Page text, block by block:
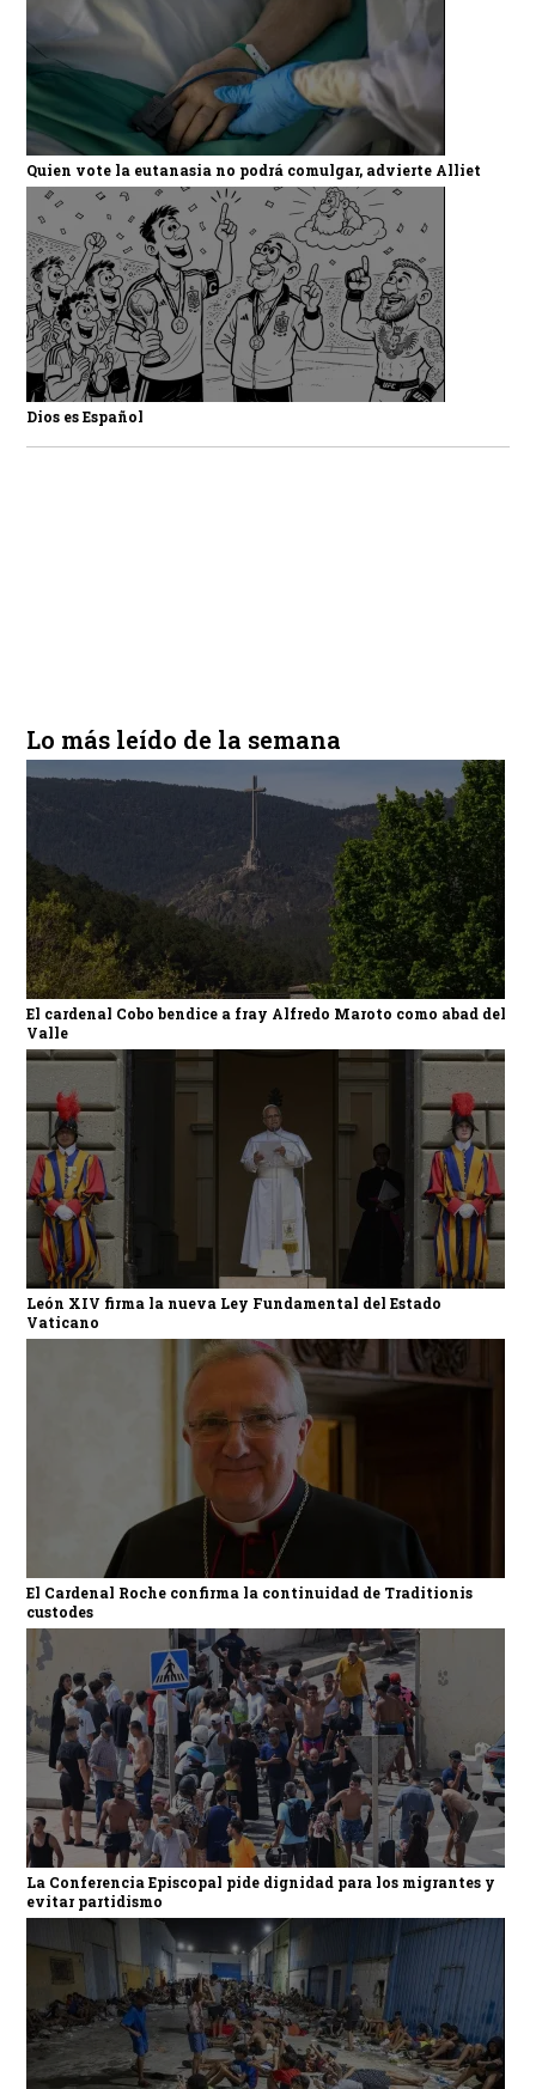
Quien vote la eutanasia no podrá comulgar, advierte Alliet
Dios es Español
Lo más leído de la semana
El cardenal Cobo bendice a fray Alfredo Maroto como abad del
Valle
León XIV firma la nueva Ley Fundamental del Estado
Vaticano
El Cardenal Roche confirma la continuidad de Traditionis
custodes
La Conferencia Episcopal pide dignidad para los migrantes y
evitar partidismo